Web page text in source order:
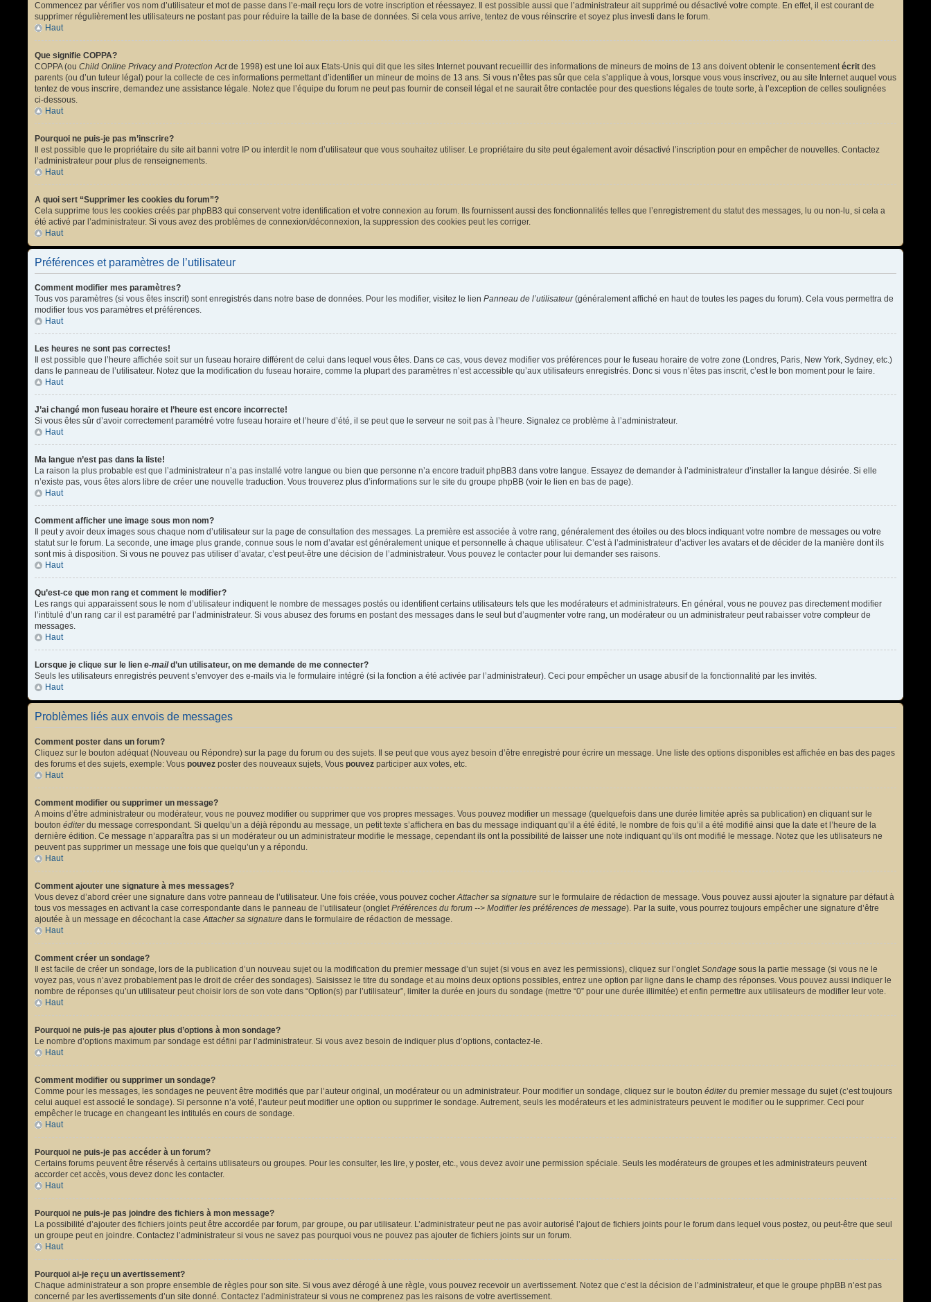
Commencez par vérifier vos nom d’utilisateur et mot de passe dans l’e-mail reçu lors de votre inscription et réessayez. Il est possible aussi que l’administrateur ait supprimé ou désactivé votre compte. En effet, il est courant de
supprimer régulièrement les utilisateurs ne postant pas pour réduire la taille de la base de données. Si cela vous arrive, tentez de vous réinscrire et soyez plus investi dans le forum.
Haut
Que signifie COPPA?
COPPA (ou Child Online Privacy and Protection Actde 1998) est une loi aux Etats-Unis qui dit que les sites Internet pouvant recueillir des informations de mineurs de moins de 13 ans doivent obtenir le consentementécrit des
parents (ou d’un tuteur légal) pour la collecte de ces informations permettant d’identifier un mineur de moins de 13 ans. Si vous n’êtes pas sûr que cela s’applique à vous, lorsque vous vous inscrivez, ou au site Internet auquel vous
tentez de vous inscrire, demandez une assistance légale. Notez que l’équipe du forum ne peut pas fournir de conseil légal et ne saurait être contactée pour des questions légales de toute sorte, à l’exception de celles soulignées
ci-dessous.
Haut
Pourquoi ne puis-je pas m’inscrire?
Il est possible que le propriétaire du site ait banni votre IP ou interdit le nom d’utilisateur que vous souhaitez utiliser. Le propriétaire du site peut également avoir désactivé l’inscription pour en empêcher de nouvelles. Contactez
l’administrateur pour plus de renseignements.
Haut
A quoi sert “Supprimer les cookies du forum”?
Cela supprime tous les cookies créés par phpBB3 qui conservent votre identification et votre connexion au forum. Ils fournissent aussi des fonctionnalités telles que l’enregistrement du statut des messages, lu ou non-lu, si cela a
été activé par l’administrateur. Si vous avez des problèmes de connexion/déconnexion, la suppression des cookies peut les corriger.
Haut
Préférences et paramètres de l’utilisateur
Comment modifier mes paramètres?
Tous vos paramètres (si vous êtes inscrit) sont enregistrés dans notre base de données. Pour les modifier, visitez le lien Panneau de l’utilisateur(généralement affiché en haut de toutes les pages du forum). Cela vous permettra de
modifier tous vos paramètres et préférences.
Haut
Les heures ne sont pas correctes!
Il est possible que l’heure affichée soit sur un fuseau horaire différent de celui dans lequel vous êtes. Dans ce cas, vous devez modifier vos préférences pour le fuseau horaire de votre zone (Londres, Paris, New York, Sydney, etc.)
dans le panneau de l’utilisateur. Notez que la modification du fuseau horaire, comme la plupart des paramètres n’est accessible qu’aux utilisateurs enregistrés. Donc si vous n’êtes pas inscrit, c’est le bon moment pour le faire.
Haut
J’ai changé mon fuseau horaire et l’heure est encore incorrecte!
Si vous êtes sûr d’avoir correctement paramétré votre fuseau horaire et l’heure d’été, il se peut que le serveur ne soit pas à l’heure. Signalez ce problème à l’administrateur.
Haut
Ma langue n’est pas dans la liste!
La raison la plus probable est que l’administrateur n’a pas installé votre langue ou bien que personne n’a encore traduit phpBB3 dans votre langue. Essayez de demander à l’administrateur d’installer la langue désirée. Si elle
n’existe pas, vous êtes alors libre de créer une nouvelle traduction. Vous trouverez plus d’informations sur le site du groupe phpBB (voir le lien en bas de page).
Haut
Comment afficher une image sous mon nom?
Il peut y avoir deux images sous chaque nom d’utilisateur sur la page de consultation des messages. La première est associée à votre rang, généralement des étoiles ou des blocs indiquant votre nombre de messages ou votre
statut sur le forum. La seconde, une image plus grande, connue sous le nom d’avatar est généralement unique et personnelle à chaque utilisateur. C’est à l’administrateur d’activer les avatars et de décider de la manière dont ils
sont mis à disposition. Si vous ne pouvez pas utiliser d’avatar, c’est peut-être une décision de l’administrateur. Vous pouvez le contacter pour lui demander ses raisons.
Haut
Qu’est-ce que mon rang et comment le modifier?
Les rangs qui apparaissent sous le nom d’utilisateur indiquent le nombre de messages postés ou identifient certains utilisateurs tels que les modérateurs et administrateurs. En général, vous ne pouvez pas directement modifier
l’intitulé d’un rang car il est paramétré par l’administrateur. Si vous abusez des forums en postant des messages dans le seul but d’augmenter votre rang, un modérateur ou un administrateur peut rabaisser votre compteur de
messages.
Haut
Lorsque je clique sur le lien e-maild’un utilisateur, on me demande de me connecter?
Seuls les utilisateurs enregistrés peuvent s’envoyer des e-mails via le formulaire intégré (si la fonction a été activée par l’administrateur). Ceci pour empêcher un usage abusif de la fonctionnalité par les invités.
Haut
Problèmes liés aux envois de messages
Comment poster dans un forum?
Cliquez sur le bouton adéquat (Nouveau ou Répondre) sur la page du forum ou des sujets. Il se peut que vous ayez besoin d’être enregistré pour écrire un message. Une liste des options disponibles est affichée en bas des pages
des forums et des sujets, exemple: Vous pouvez poster des nouveaux sujets, Vous pouvez participer aux votes, etc.
Haut
Comment modifier ou supprimer un message?
A moins d’être administrateur ou modérateur, vous ne pouvez modifier ou supprimer que vos propres messages. Vous pouvez modifier un message (quelquefois dans une durée limitée après sa publication) en cliquant sur le
bouton éditerdu message correspondant. Si quelqu’un a déjà répondu au message, un petit texte s’affichera en bas du message indiquant qu’il a été édité, le nombre de fois qu’il a été modifié ainsi que la date et l’heure de la
dernière édition. Ce message n’apparaîtra pas si un modérateur ou un administrateur modifie le message, cependant ils ont la possibilité de laisser une note indiquant qu’ils ont modifié le message. Notez que les utilisateurs ne
peuvent pas supprimer un message une fois que quelqu’un y a répondu.
Haut
Comment ajouter une signature à mes messages?
Vous devez d’abord créer une signature dans votre panneau de l’utilisateur. Une fois créée, vous pouvez cocherAttacher sa signature sur le formulaire de rédaction de message. Vous pouvez aussi ajouter la signature par défaut à
tous vos messages en activant la case correspondante dans le panneau de l’utilisateur (ongletPréférences du forum --> Modifier les préférences de message). Par la suite, vous pourrez toujours empêcher une signature d’être
ajoutée à un message en décochant la caseAttacher sa signature dans le formulaire de rédaction de message.
Haut
Comment créer un sondage?
Il est facile de créer un sondage, lors de la publication d’un nouveau sujet ou la modification du premier message d’un sujet (si vous en avez les permissions), cliquez sur l’ongletSondage sous la partie message (si vous ne le
voyez pas, vous n’avez probablement pas le droit de créer des sondages). Saisissez le titre du sondage et au moins deux options possibles, entrez une option par ligne dans le champ des réponses. Vous pouvez aussi indiquer le
nombre de réponses qu’un utilisateur peut choisir lors de son vote dans “Option(s) par l’utilisateur”, limiter la durée en jours du sondage (mettre “0” pour une durée illimitée) et enfin permettre aux utilisateurs de modifier leur vote.
Haut
Pourquoi ne puis-je pas ajouter plus d’options à mon sondage?
Le nombre d’options maximum par sondage est défini par l’administrateur. Si vous avez besoin de indiquer plus d’options, contactez-le.
Haut
Comment modifier ou supprimer un sondage?
Comme pour les messages, les sondages ne peuvent être modifiés que par l’auteur original, un modérateur ou un administrateur. Pour modifier un sondage, cliquez sur le bouton éditerdu premier message du sujet (c’est toujours
celui auquel est associé le sondage). Si personne n’a voté, l’auteur peut modifier une option ou supprimer le sondage. Autrement, seuls les modérateurs et les administrateurs peuvent le modifier ou le supprimer. Ceci pour
empêcher le trucage en changeant les intitulés en cours de sondage.
Haut
Pourquoi ne puis-je pas accéder à un forum?
Certains forums peuvent être réservés à certains utilisateurs ou groupes. Pour les consulter, les lire, y poster, etc., vous devez avoir une permission spéciale. Seuls les modérateurs de groupes et les administrateurs peuvent
accorder cet accès, vous devez donc les contacter.
Haut
Pourquoi ne puis-je pas joindre des fichiers à mon message?
La possibilité d’ajouter des fichiers joints peut être accordée par forum, par groupe, ou par utilisateur. L’administrateur peut ne pas avoir autorisé l’ajout de fichiers joints pour le forum dans lequel vous postez, ou peut-être que seul
un groupe peut en joindre. Contactez l’administrateur si vous ne savez pas pourquoi vous ne pouvez pas ajouter de fichiers joints sur un forum.
Haut
Pourquoi ai-je reçu un avertissement?
Chaque administrateur a son propre ensemble de règles pour son site. Si vous avez dérogé à une règle, vous pouvez recevoir un avertissement. Notez que c’est la décision de l’administrateur, et que le groupe phpBB n’est pas
concerné par les avertissements d’un site donné. Contactez l’administrateur si vous ne comprenez pas les raisons de votre avertissement.